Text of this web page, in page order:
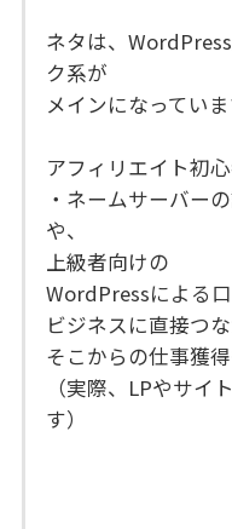
ネタは、
ク系が
メインになっていま
アフィリエイト初
・ネームサーバー
や、
上級者向けの
WordPressによる
ビジネスに直接つ
そこからの仕事獲得
（実際、LPやサイ
す）